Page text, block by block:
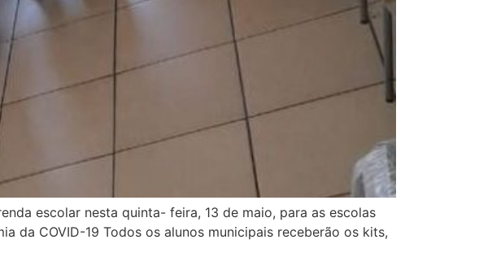
escolar nesta quinta- feira, 13 de maio, para as escolas
da COVID-19 Todos os alunos municipais receberão os kits,